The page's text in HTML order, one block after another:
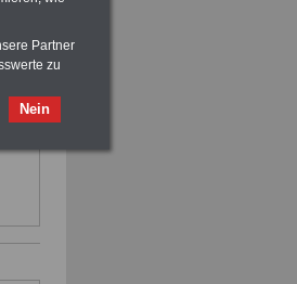
Man
Partner
zu
Nein